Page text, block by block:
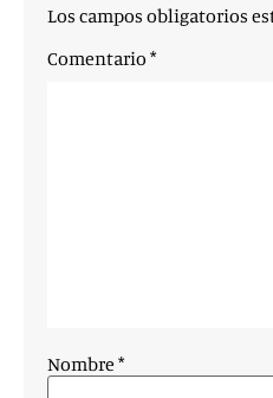
Los campos obligatorios
Comentario *
Nombre *